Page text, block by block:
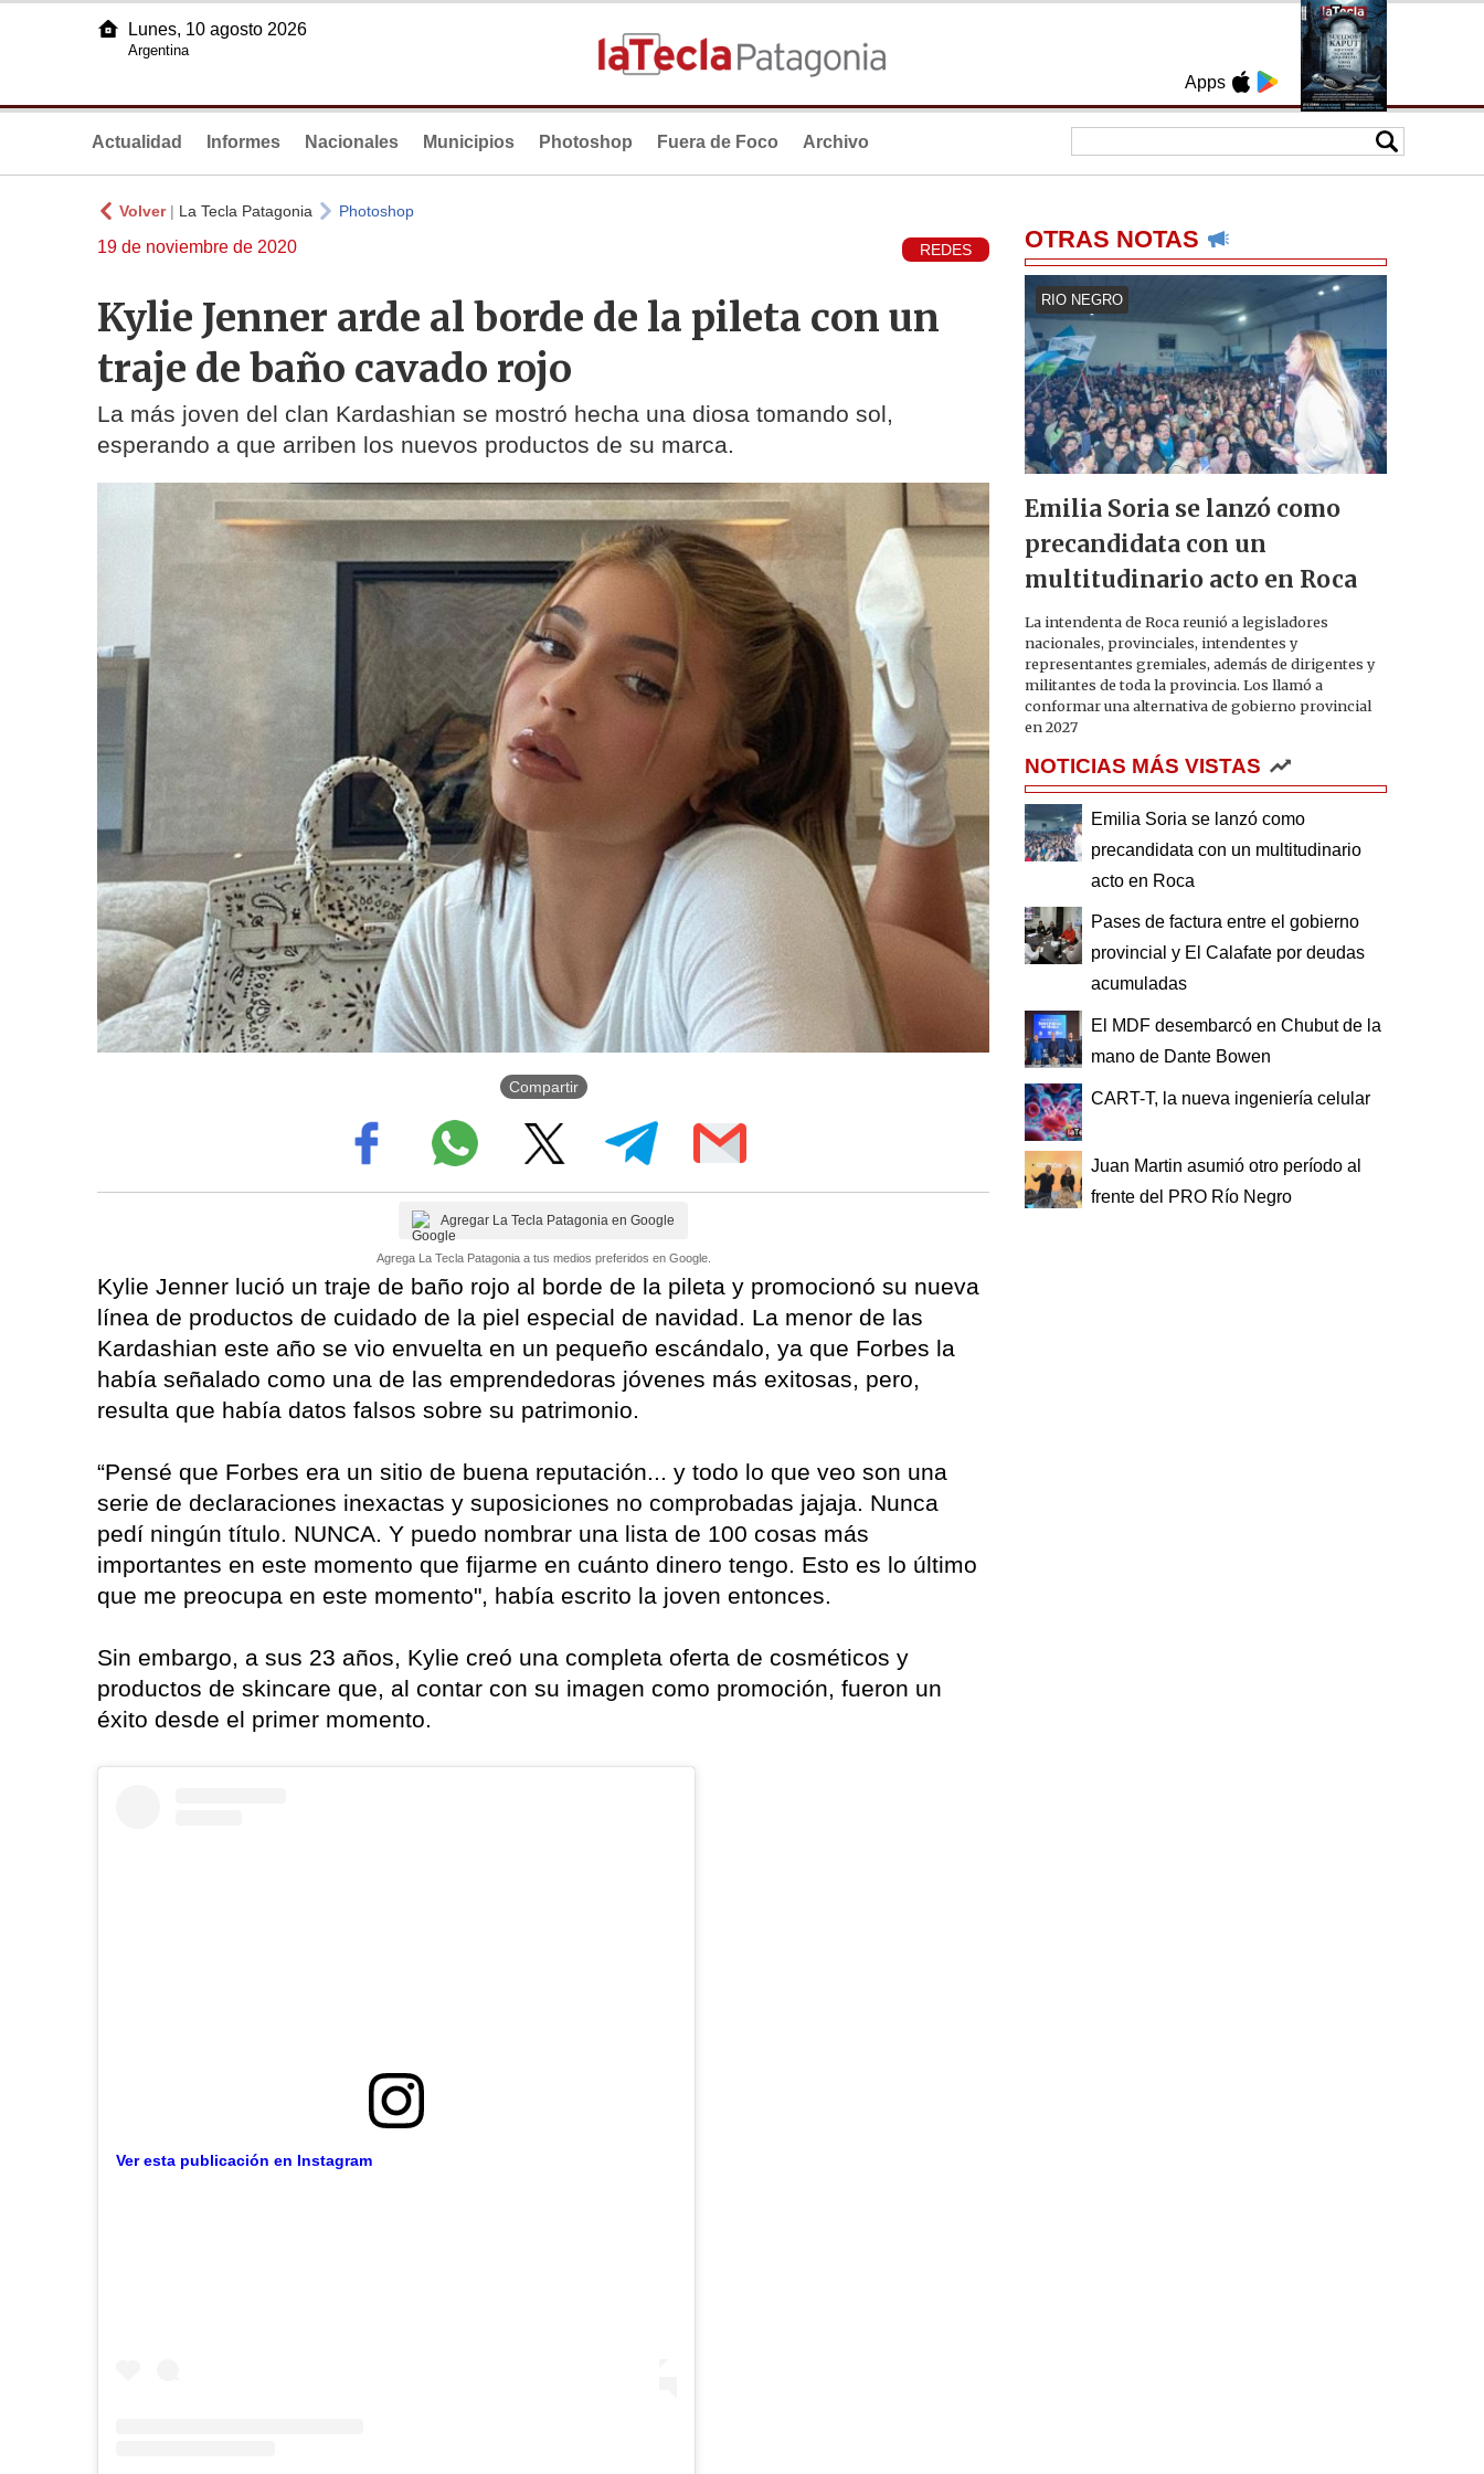
Apps
Lunes, 10 agosto 2026
Argentina
Actualidad Informes Nacionales Municipios Photoshop Fuera de Foco Archivo
Volver| La Tecla Patagonia Photoshop
19 de noviembre de 2020 REDES
Kylie Jenner arde al borde de la pileta con un
traje de baño cavado rojo
La más joven del clan Kardashian se mostró hecha una diosa tomando sol,
esperando a que arriben los nuevos productos de su marca.
Compartir
Agregar La Tecla Patagonia en Google
Agrega La Tecla Patagonia a tus medios preferidos en Google.
Kylie Jenner lució un traje de baño rojo al borde de la pileta y promocionó su nueva
línea de productos de cuidado de la piel especial de navidad. La menor de las
Kardashian este año se vio envuelta en un pequeño escándalo, ya que Forbes la
había señalado como una de las emprendedoras jóvenes más exitosas, pero,
resulta que había datos falsos sobre su patrimonio.
“Pensé que Forbes era un sitio de buena reputación... y todo lo que veo son una
serie de declaraciones inexactas y suposiciones no comprobadas jajaja. Nunca
pedí ningún título. NUNCA. Y puedo nombrar una lista de 100 cosas más
importantes en este momento que fijarme en cuánto dinero tengo. Esto es lo último
que me preocupa en este momento", había escrito la joven entonces.
Sin embargo, a sus 23 años, Kylie creó una completa oferta de cosméticos y
productos de skincare que, al contar con su imagen como promoción, fueron un
éxito desde el primer momento.
Ver esta publicación en Instagram
OTRAS NOTAS
RIO NEGRO
Emilia Soria se lanzó como
precandidata con un
multitudinario acto en Roca
La intendenta de Roca reunió a legisladores
nacionales, provinciales, intendentes y
representantes gremiales, además de dirigentes y
militantes de toda la provincia. Los llamó a
conformar una alternativa de gobierno provincial
en 2027
NOTICIAS MÁS VISTAS
Emilia Soria se lanzó como
precandidata con un multitudinario
acto en Roca
Pases de factura entre el gobierno
provincial y El Calafate por deudas
acumuladas
El MDF desembarcó en Chubut de la
mano de Dante Bowen
CART-T, la nueva ingeniería celular
Juan Martin asumió otro período al
frente del PRO Río Negro